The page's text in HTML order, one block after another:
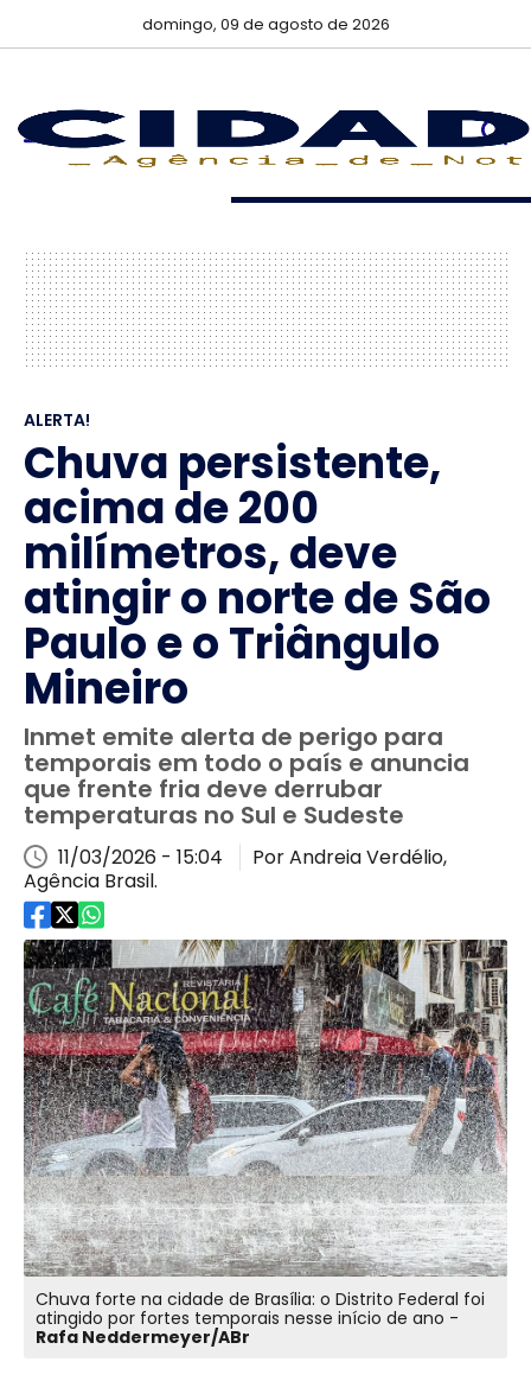
domingo, 09 de agosto de 2026
ALERTA!
Chuva persistente,
acima de 200
milímetros, deve
atingir o norte de São
Paulo e o Triângulo
Mineiro
Inmet emite alerta de perigo para
temporais em todo o país e anuncia
que frente fria deve derrubar
temperaturas no Sul e Sudeste
11/03/2026 - 15:04
Por Andreia Verdélio,
Agência Brasil.
Chuva forte na cidade de Brasília: o Distrito Federal foi
atingido por fortes temporais nesse início de ano -
Rafa Neddermeyer/ABr